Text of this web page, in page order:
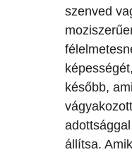
szenved
később,
állítsa.